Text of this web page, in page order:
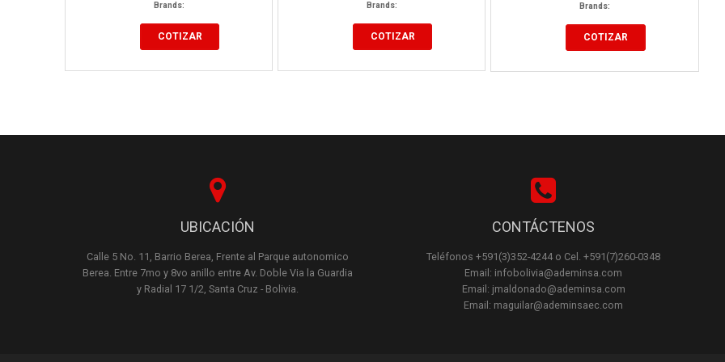
Brands:
COTIZAR
Brands:
COTIZAR
Brands:
COTIZAR
UBICACIÓN
Calle 5 No. 11, Barrio Berea, Frente al Parque autonomico
Berea. Entre 7mo y 8vo anillo entre Av. Doble Via la Guardia
y Radial 17 1/2, Santa Cruz - Bolivia.
CONTÁCTENOS
Teléfonos +591(3)352-4244 o Cel. +591(7)260-0348
Email: infobolivia@ademinsa.com
Email: jmaldonado@ademinsa.com
Email: maguilar@ademinsaec.com